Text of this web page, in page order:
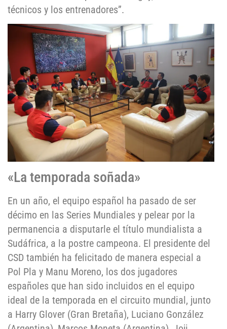
técnicos y los entrenadores”.
«La temporada soñada»
En un año, el equipo español ha pasado de ser
décimo en las Series Mundiales y pelear por la
permanencia a disputarle el título mundialista a
Sudáfrica, a la postre campeona. El presidente del
CSD también ha felicitado de manera especial a
Pol Pla y Manu Moreno, los dos jugadores
españoles que han sido incluidos en el equipo
ideal de la temporada en el circuito mundial, junto
a Harry Glover (Gran Bretaña), Luciano González